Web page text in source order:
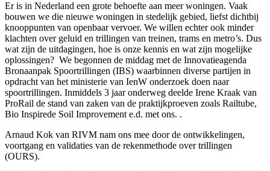
Er is in Nederland een grote behoefte aan meer woningen. Vaak
bouwen we die nieuwe woningen in stedelijk gebied, liefst dichtbij
knooppunten van openbaar vervoer. We willen echter ook minder
klachten over geluid en trillingen van treinen, trams en metro’s. Dus
wat zijn de uitdagingen, hoe is onze kennis en wat zijn mogelijke
oplossingen? We begonnen de middag met de Innovatieagenda
Bronaanpak Spoortrillingen (IBS) waarbinnen diverse partijen in
opdracht van het ministerie van IenW onderzoek doen naar
spoortrillingen. Inmiddels 3 jaar onderweg deelde Irene Kraak van
ProRail de stand van zaken van de praktijkproeven zoals Railtube,
Bio Inspirede Soil Improvement e.d. met ons. .
Arnaud Kok van RIVM nam ons mee door de ontwikkelingen,
voortgang en validaties van de rekenmethode over trillingen
(OURS).